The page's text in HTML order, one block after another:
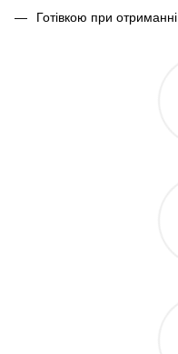
Готівкою при отриманні